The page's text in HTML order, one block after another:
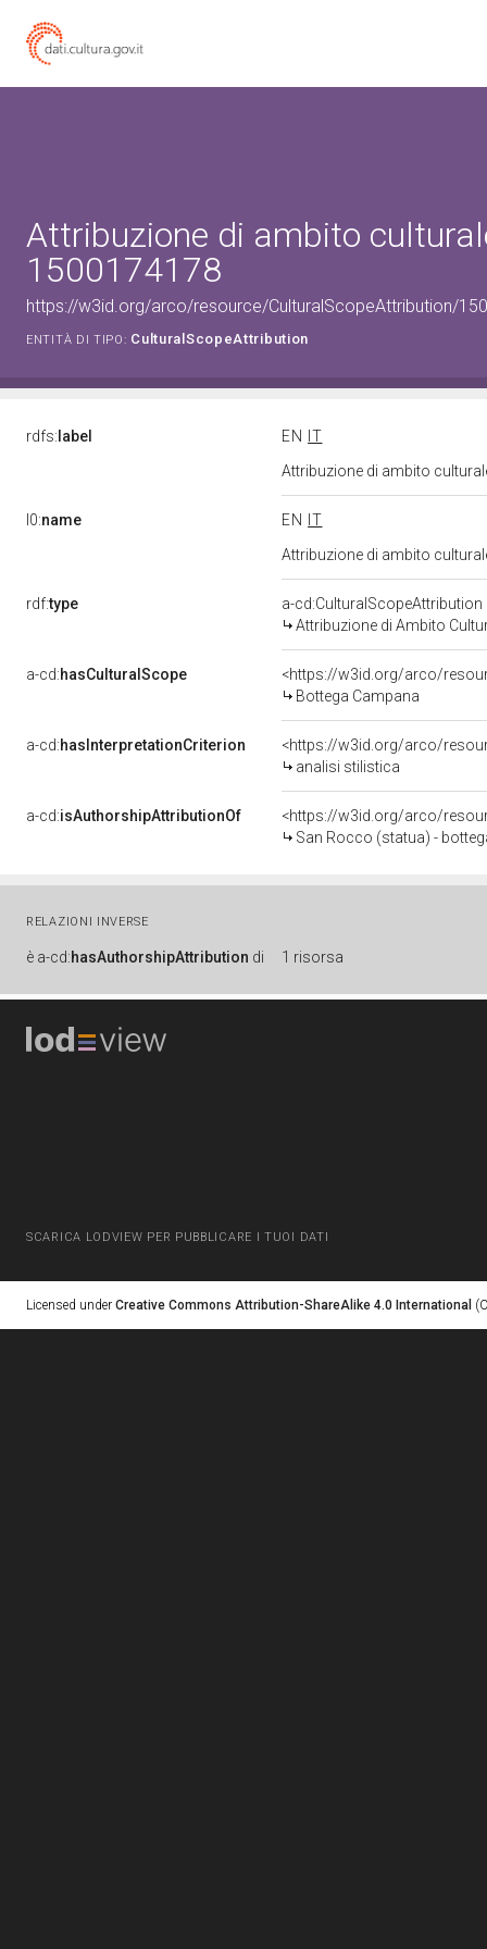
Attribuzione di ambito
1500174178
https://w3id.org/arco/resource/CulturalScopeAttribution/
ENTITÀ DI TIPO: CulturalScopeAttribution
rdfs: label EN
IT
Attribuzione di ambito
l0:name EN
IT
Attribuzione di ambito
rdf:type
a-cd:CulturalScopeAttribution
Attribuzione di Ambito
a-cd:hasCulturalScope
<https://w3id.org/arco/
Bottega Campana
a-cd:hasInterpretationCriterion
<https://w3id.org/arco/
analisi stilistica
a-cd:isAuthorshipAttributionOf
<https://w3id.org/arco/
San Rocco (statua) -
RELAZIONI INVERSE
è a-cd:hasAuthorshipAttribution di 1 risorsa
SCARICA LODVIEW PER PUBBLICARE I TUOI DATI
Licensed under Creative Commons Attribution-ShareAlike 4.0 International